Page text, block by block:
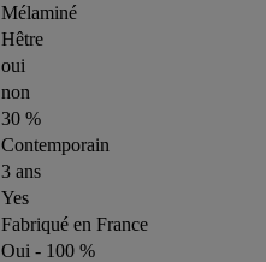
Mélaminé
Hêtre
oui
non
30 %
Contemporain
3 ans
Yes
Fabriqué en France
Oui - 100 %